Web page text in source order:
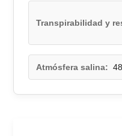
Transpirabilidad y
Atmósfera salina: